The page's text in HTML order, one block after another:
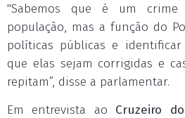
"Sabemos que é um
população, mas a função do
políticas públicas e
que elas sejam corrigidas e
repitam”, disse a parlamentar.
Em entrevista ao Cruzeiro